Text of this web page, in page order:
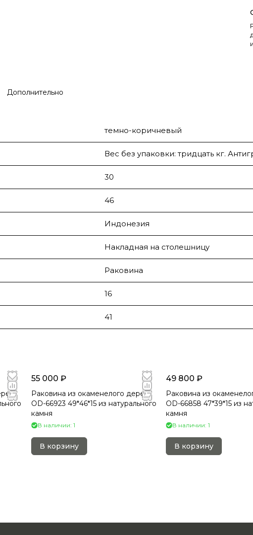
Дополнительно
темно-коричневый
Вес без упаковки: тридцать кг.
30
46
Индонезия
Накладная на столешницу
Раковина
16
41
55 000 ₽
Раковина из окаменелого дерева
OD-66923 49*46*15 из натурального
камня
В наличии: 1
В корзину
49 800 ₽
Раковина из
OD-66858 47*39*15 из
камня
В наличии: 1
В корзину